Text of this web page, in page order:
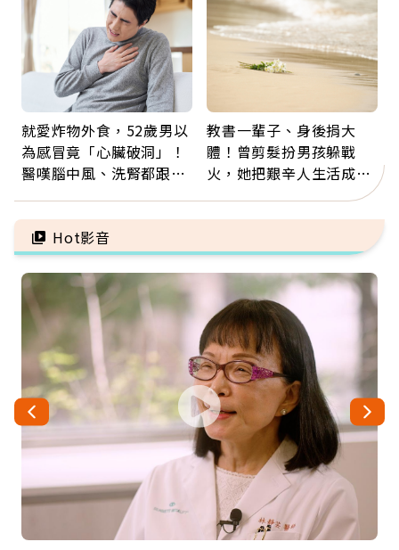
就愛炸物外食，52歲男以
為感冒竟「心臟破洞」！
醫嘆腦中風、洗腎都跟它
救
教書一輩子、身後捐大
體！曾剪髮扮男孩躲戰
火，她把艱辛人生活成風
景：生命價值在於成為祝
福
Hot影音